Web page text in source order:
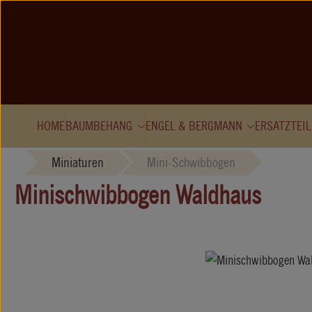
HOMEBAUMBEHANG ENGEL & BERGMANN
Miniaturen Mini-Schwibbögen
Minischwibbogen Waldhaus